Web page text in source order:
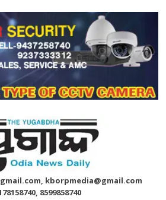
kborpmedia@gmail.com
8599858740